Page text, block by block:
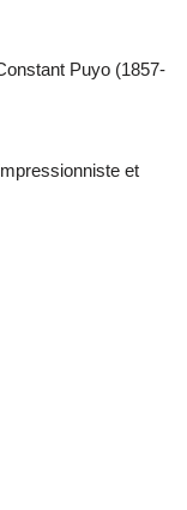
Puyo (1857-
et